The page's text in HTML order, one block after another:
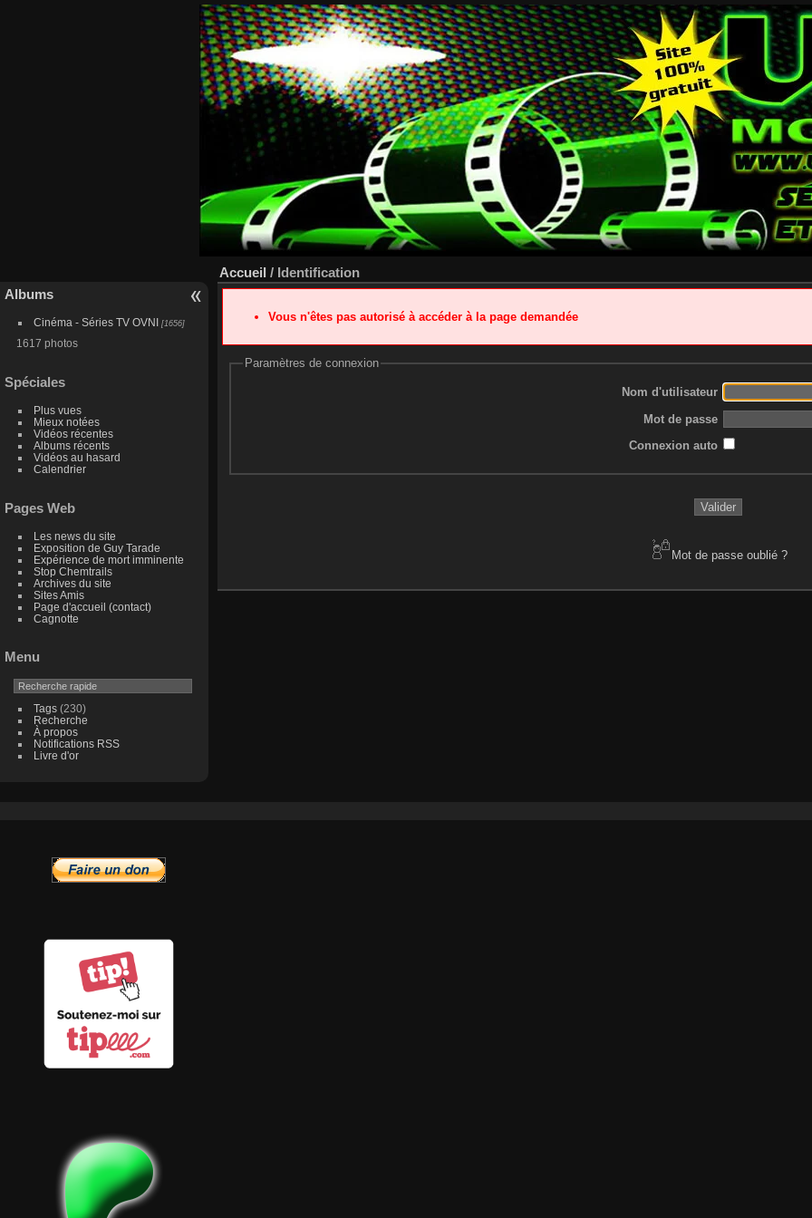
Albums
Cinéma - Séries TV OVNI [1656]
1617 photos
Spéciales
Plus vues
Mieux notées
Vidéos récentes
Albums récents
Vidéos au hasard
Calendrier
Pages Web
Les news du site
Exposition de Guy Tarade
Expérience de mort imminente
Stop Chemtrails
Archives du site
Sites Amis
Page d'accueil (contact)
Cagnotte
Menu
Tags(230)
Recherche
À propos
Notifications RSS
Livre d'or
Accueil / Identification
Vous n'êtes pas autorisé à accéder à la page demandée
Paramètres de connexion
Nom d'utilisateur
Mot de passe
Connexion auto
Mot de passe oublié ?